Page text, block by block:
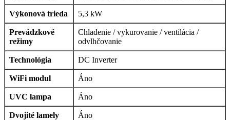
Výkonová trieda 5,3 kW
Prevádzkové
režimy
Chladenie / vykurovanie / ventilácia /
odvlhčovanie
Technológia DC Inverter
WiFi modul Áno
UVC lampa Áno
Dvojité lamely Áno